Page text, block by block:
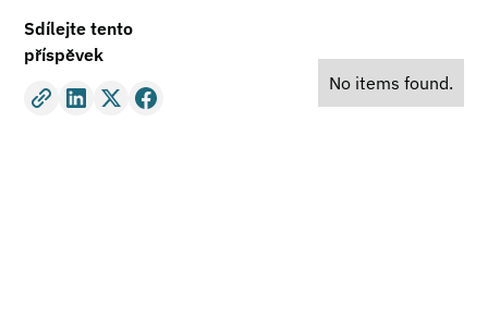
Sdílejte tento
příspěvek
No items found.